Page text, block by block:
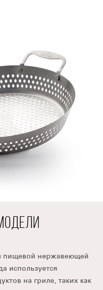
пищевой нержавеющей
используется
на гриле, таких как